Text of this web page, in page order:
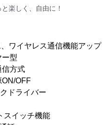
楽しく、自由に！
ワイヤレス通信機能アップ
ー型
信方式
ON/OFF
ドライバー
スイッチ機能